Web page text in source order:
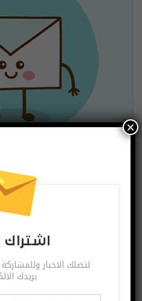
اشتراك
لتصلك الاخبار وللمشاركة
الالكتروني
يمكنك الغاء
اشتراك
لتصلك الاخبار
بريدك
×